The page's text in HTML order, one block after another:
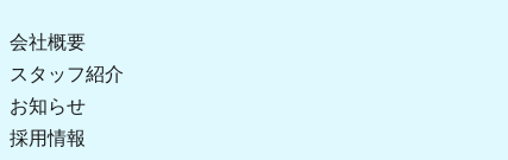
会社概要
スタッフ紹介
お知らせ
採用情報